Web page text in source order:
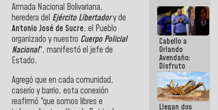
Armada Nacional Bolivariana,
heredera del Ejército Libertadory de
Antonio José de Sucre, el Pueblo
organizado y nuestro Cuerpo Policial
Nacional”, manifestó el jefe de
Estado.
Agregó que en cada comunidad,
caserío y barrio, esta conexión
reafirmó "que somos libres e
Cabello a
Orlando
Avendaño:
Disfruto
cada vez
que escribes
porque lo
que haces
es
Llegan dos